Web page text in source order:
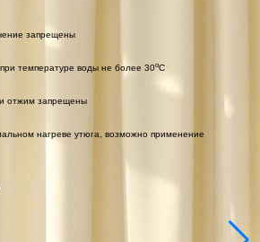
запрещены
температуре воды не более 30oC
отжим запрещены
нагреве утюга, возможно применение